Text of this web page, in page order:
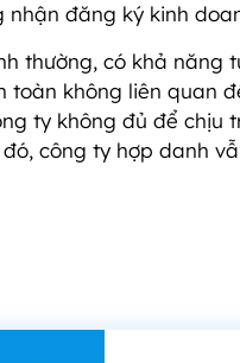
đăng ký kinh
thường, có khả năng
không liên quan
ty không đủ để chịu
công ty hợp danh